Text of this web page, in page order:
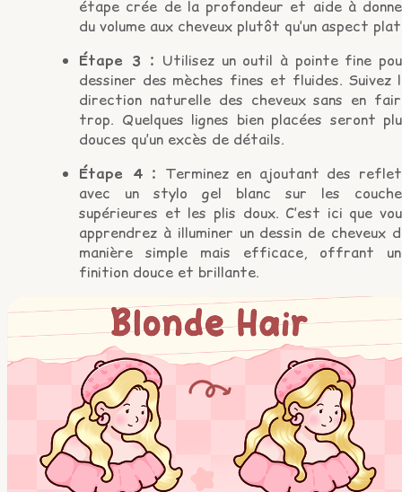
étape crée de la profondeur et aide à
du volume aux cheveux plutôt qu’un aspect
Étape 3 : Utilisez un outil à pointe fine
dessiner des mèches fines et fluides. Suivez
direction naturelle des cheveux sans en
trop. Quelques lignes bien placées seront
douces qu’un excès de détails.
Étape 4 : Terminez en ajoutant des
avec un stylo gel blanc sur les
supérieures et les plis doux. C’est ici que
apprendrez à illuminer un dessin de cheveux
manière simple mais efficace, offrant
finition douce et brillante.